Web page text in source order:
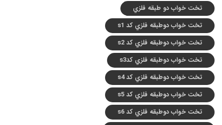
تخت خواب دو طبقه فلزي
تخت خواب دوطبقه فلزي کد s1
تخت خواب دوطبقه فلزي کد s2
تخت خواب دوطبقه فلزي کدs3
تخت خواب دوطبقه فلزي کد s4
تخت خواب دوطبقه فلزي کد s5
تخت خواب دوطبقه فلزي کد s6